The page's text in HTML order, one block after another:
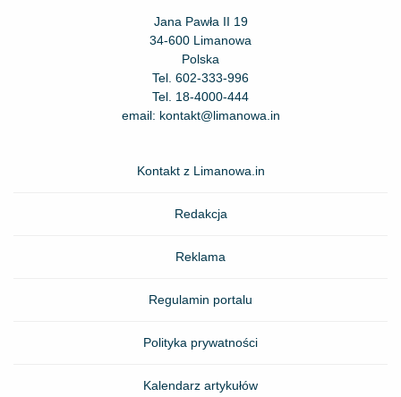
Jana Pawła II 19
34-600 Limanowa
Polska
Tel. 602-333-996
Tel. 18-4000-444
email: kontakt@limanowa.in
Kontakt z Limanowa.in
Redakcja
Reklama
Regulamin portalu
Polityka prywatności
Kalendarz artykułów